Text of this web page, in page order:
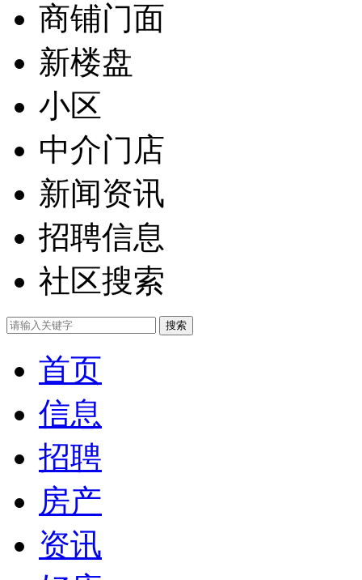
商铺门面
新楼盘
小区
中介门店
新闻资讯
招聘信息
社区搜索
首页
信息
招聘
房产
资讯